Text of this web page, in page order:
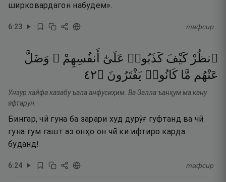
ширковардагон набудем».
6:23 тафсир
ٱنظُرْ كَيْفَ كَذَبُوا۟ عَلَىٰٓ أَنفُسِهِمْ ۚ وَضَلَّ
عَنْهُم مَّا كَانُوا۟ يَفْتَرُونَ ۝٢٤
Унзур кайфа казабу ъала анфусиҳим. Ва Залла ъанҳум ма кану
яфтарун.
Бингар, чӣ гуна ба зарари худ дурӯғ гуфтанд ва чӣ
гуна гум гашт аз онҳо он чӣ ки ифтиро карда
буданд!
6:24 тафсир